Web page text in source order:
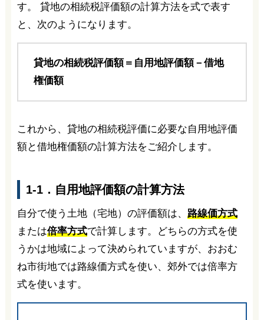
す。 貸地の相続税評価額の計算方法を式で表す
と、次のようになります。
貸地の相続税評価額＝自用地評価額－借地
権価額
これから、貸地の相続税評価に必要な自用地評価
額と借地権価額の計算方法をご紹介します。
1-1．自用地評価額の計算方法
自分で使う土地（宅地）の評価額は、 路線価方式
または倍率方式で計算します。どちらの方式を使
うかは地域によって決められていますが、おおむ
ね市街地では路線価方式を使い、郊外では倍率方
式を使います。